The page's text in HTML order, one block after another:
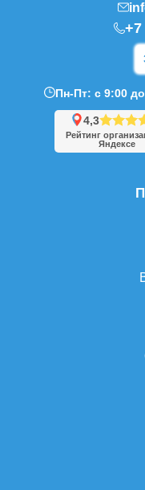
+7
Пн-Пт: с 9:00
4,3
Рейтинг
Яндексе